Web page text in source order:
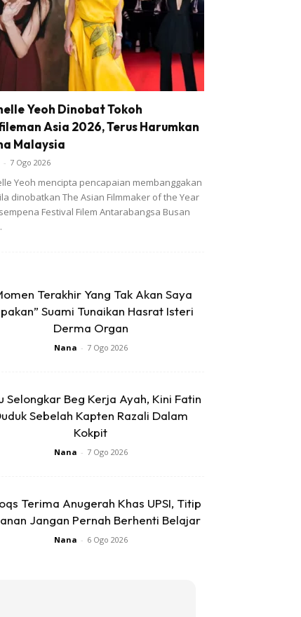
Yeoh Dinobat Tokoh
Asia 2026, Terus Harumkan
Malaysia
- 7 Ogo 2026
Yeoh mencipta pencapaian membanggakan
dinobatkan The Asian Filmmaker of the Year
Festival Filem Antarabangsa Busan
Terakhir Yang Tak Akan Saya
Suami Tunaikan Hasrat Isteri
Derma Organ
Nana - 7 Ogo 2026
Selongkar Beg Kerja Ayah, Kini Fatin
Sebelah Kapten Razali Dalam
Kokpit
Nana - 7 Ogo 2026
Terima Anugerah Khas UPSI, Titip
Jangan Pernah Berhenti Belajar
Nana - 6 Ogo 2026